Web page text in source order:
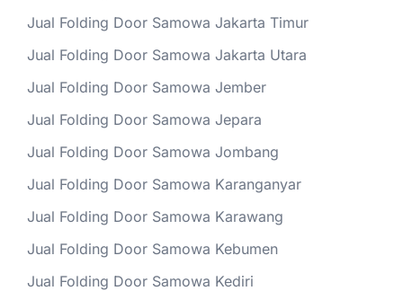
Jual Folding Door Samowa Jakarta Timur
Jual Folding Door Samowa Jakarta Utara
Jual Folding Door Samowa Jember
Jual Folding Door Samowa Jepara
Jual Folding Door Samowa Jombang
Jual Folding Door Samowa Karanganyar
Jual Folding Door Samowa Karawang
Jual Folding Door Samowa Kebumen
Jual Folding Door Samowa Kediri